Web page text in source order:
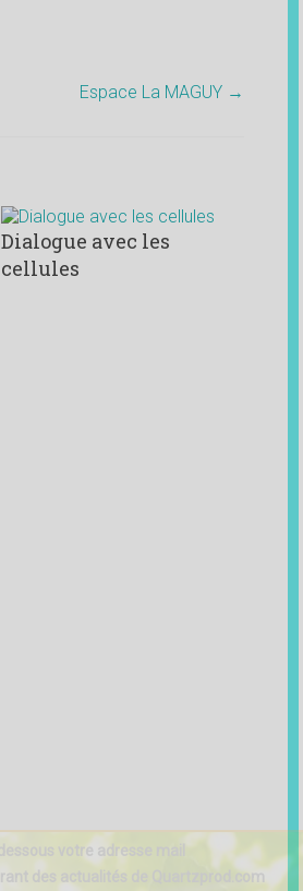
Espace La MAGUY →
Dialogue avec les
cellules